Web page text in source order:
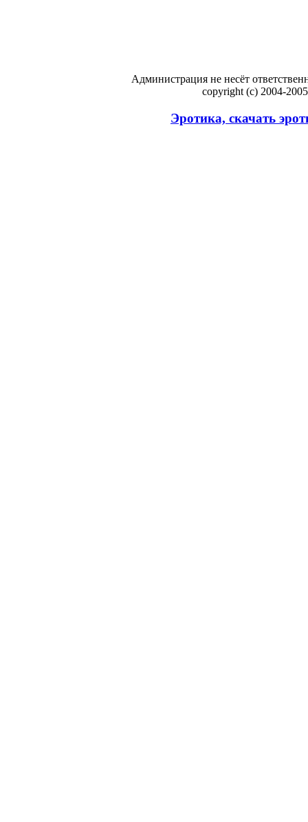
Администрация не несёт
copyright (c) 2004-
Эротика, скачать